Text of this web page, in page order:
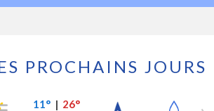
PROCHAINS JOURS
pour les 7 prochains jours
Vent Précipitations
11°| 26°